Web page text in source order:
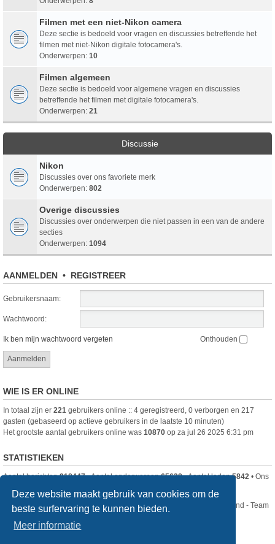
Deze website maakt gebruik van cookies om de
beste surfervaring te kunnen bieden.
Meer informatie
Filmen met een niet-Nikon camera
Deze sectie is bedoeld voor vragen en discussies betreffende het
filmen met niet-Nikon digitale fotocamera's.
Onderwerpen: 10
Filmen algemeen
Deze sectie is bedoeld voor algemene vragen en discussies
betreffende het filmen met digitale fotocamera's.
Onderwerpen: 21
Discussie
Nikon
Discussies over ons favoriete merk
Onderwerpen: 802
Overige discussies
Discussies over onderwerpen die niet passen in een van de andere
secties
Onderwerpen: 1094
AANMELDEN • REGISTREER
Gebruikersnaam:
Wachtwoord:
Ik ben mijn wachtwoord vergeten Onthouden
WIE IS ER ONLINE
In totaal zijn er 221 gebruikers online :: 4 geregistreerd, 0 verborgen en 217
gasten (gebaseerd op actieve gebruikers in de laatste 10 minuten)
Het grootste aantal gebruikers online was 10870 op za jul 26 2025 6:31 pm
STATISTIEKEN
Aantal berichten918447• Aantal onderwerpen65628• Aantal leden5842 • Ons
Nikon Club Nederland - Team
Forum